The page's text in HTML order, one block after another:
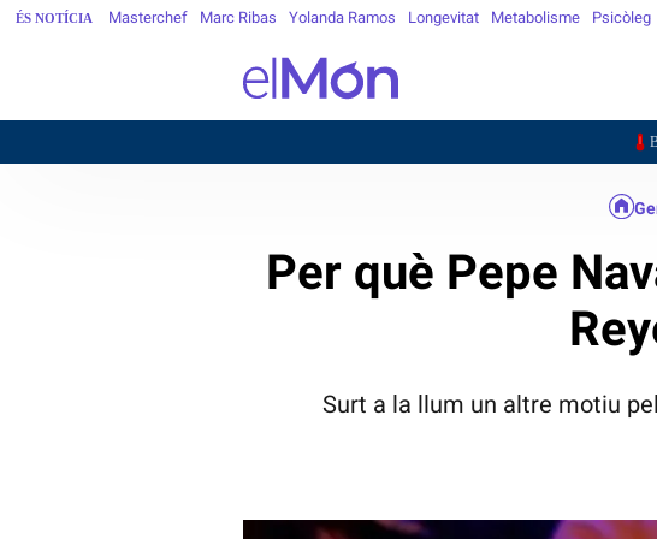
ÉS NOTÍCIA Masterchef Marc Ribas Yolanda Ramos Longevitat Metabolisme Psicòleg
Per què Pepe
Surt a la llum un altre motiu